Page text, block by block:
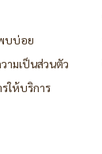
บบ่อย
ามเป็นส่วนตัว
รให้บริการ